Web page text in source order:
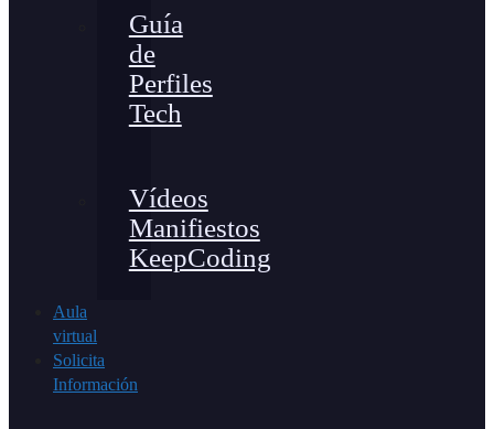
Guía
de
Perfiles
Tech
Vídeos
Manifiestos
KeepCoding
Aula
virtual
Solicita
Información